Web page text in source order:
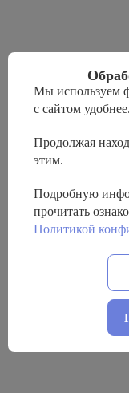
Мы используем
с сайтом удобнее.
Продолжая
этим.
Подробную
прочитать
Политикой